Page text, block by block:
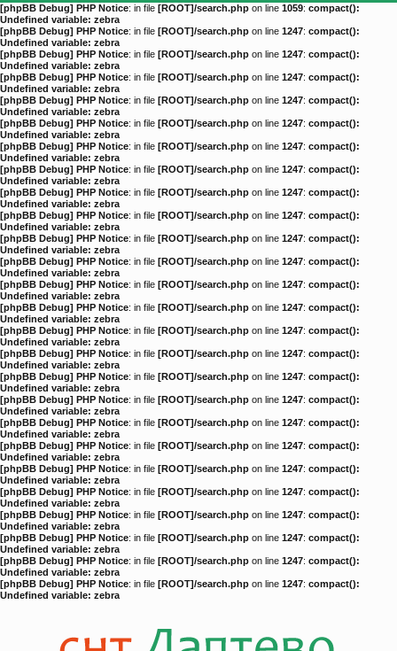
[phpBB Debug] PHP Notice: in file [ROOT]/search.php on line 1059: compact():
Undefined variable: zebra
[phpBB Debug] PHP Notice: in file [ROOT]/search.php on line 1247: compact():
Undefined variable: zebra
[phpBB Debug] PHP Notice: in file [ROOT]/search.php on line 1247: compact():
Undefined variable: zebra
[phpBB Debug] PHP Notice: in file [ROOT]/search.php on line 1247: compact():
Undefined variable: zebra
[phpBB Debug] PHP Notice: in file [ROOT]/search.php on line 1247: compact():
Undefined variable: zebra
[phpBB Debug] PHP Notice: in file [ROOT]/search.php on line 1247: compact():
Undefined variable: zebra
[phpBB Debug] PHP Notice: in file [ROOT]/search.php on line 1247: compact():
Undefined variable: zebra
[phpBB Debug] PHP Notice: in file [ROOT]/search.php on line 1247: compact():
Undefined variable: zebra
[phpBB Debug] PHP Notice: in file [ROOT]/search.php on line 1247: compact():
Undefined variable: zebra
[phpBB Debug] PHP Notice: in file [ROOT]/search.php on line 1247: compact():
Undefined variable: zebra
[phpBB Debug] PHP Notice: in file [ROOT]/search.php on line 1247: compact():
Undefined variable: zebra
[phpBB Debug] PHP Notice: in file [ROOT]/search.php on line 1247: compact():
Undefined variable: zebra
[phpBB Debug] PHP Notice: in file [ROOT]/search.php on line 1247: compact():
Undefined variable: zebra
[phpBB Debug] PHP Notice: in file [ROOT]/search.php on line 1247: compact():
Undefined variable: zebra
[phpBB Debug] PHP Notice: in file [ROOT]/search.php on line 1247: compact():
Undefined variable: zebra
[phpBB Debug] PHP Notice: in file [ROOT]/search.php on line 1247: compact():
Undefined variable: zebra
[phpBB Debug] PHP Notice: in file [ROOT]/search.php on line 1247: compact():
Undefined variable: zebra
[phpBB Debug] PHP Notice: in file [ROOT]/search.php on line 1247: compact():
Undefined variable: zebra
[phpBB Debug] PHP Notice: in file [ROOT]/search.php on line 1247: compact():
Undefined variable: zebra
[phpBB Debug] PHP Notice: in file [ROOT]/search.php on line 1247: compact():
Undefined variable: zebra
[phpBB Debug] PHP Notice: in file [ROOT]/search.php on line 1247: compact():
Undefined variable: zebra
[phpBB Debug] PHP Notice: in file [ROOT]/search.php on line 1247: compact():
Undefined variable: zebra
[phpBB Debug] PHP Notice: in file [ROOT]/search.php on line 1247: compact():
Undefined variable: zebra
[phpBB Debug] PHP Notice: in file [ROOT]/search.php on line 1247: compact():
Undefined variable: zebra
[phpBB Debug] PHP Notice: in file [ROOT]/search.php on line 1247: compact():
Undefined variable: zebra
[phpBB Debug] PHP Notice: in file [ROOT]/search.php on line 1247: compact():
Undefined variable: zebra